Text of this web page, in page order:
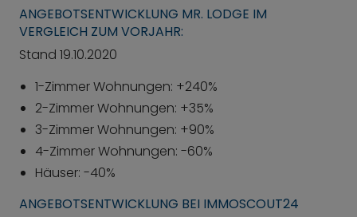
ANGEBOTSENTWICKLUNG MR. LODGE IM
VERGLEICH ZUM VORJAHR:
Stand 19.10.2020
1-Zimmer Wohnungen: +240%
2-Zimmer Wohnungen: +35%
3-Zimmer Wohnungen: +90%
4-Zimmer Wohnungen: -60%
Häuser: -40%
ANGEBOTSENTWICKLUNG BEI IMMOSCOUT24